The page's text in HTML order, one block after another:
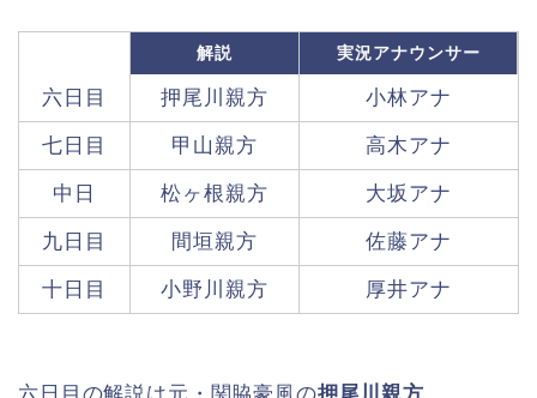
解説 実況アナウンサー
六日目 押尾川親方 小林アナ
七日目 甲山親方 高木アナ
中日 松ヶ根親方 大坂アナ
九日目 間垣親方 佐藤アナ
十日目 小野川親方 厚井アナ